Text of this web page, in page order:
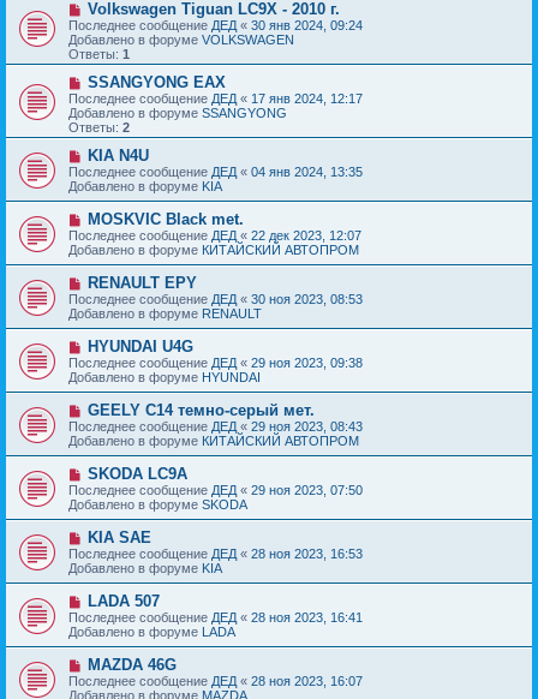
е
н
и
е
о
о
б
е
н
и
е
Н
о
в
о
е
с
о
о
б
щ
е
н
и
е
Volkswagen Tiguan LC9X - 2010 г.
Последнее сообщение ДЕД « 30 янв 2024, 09:24
Добавлено в форуме VOLKSWAGEN
Ответы: 1
Н
о
в
о
е
с
о
о
б
е
н
и
е
SSANGYONG EAX
Последнее сообщение ДЕД « 17 янв 2024, 12:17
Добавлено в форуме SSANGYONG
Ответы: 2
Н
о
в
о
е
с
о
о
б
щ
е
н
и
е
KIA N4U
Последнее сообщение ДЕД « 04 янв 2024, 13:35
Добавлено в форуме KIA
Н
о
в
о
е
с
о
о
б
щ
е
н
и
е
MOSKVIC Black met.
Последнее сообщение ДЕД « 22 дек 2023, 12:07
Добавлено в форуме КИТАЙСКИЙ АВТОПРОМ
Н
о
в
о
е
с
о
о
б
щ
е
н
и
е
RENAULT EPY
Последнее сообщение ДЕД « 30 ноя 2023, 08:53
Добавлено в форуме RENAULT
Н
о
в
о
с
о
о
б
щ
е
н
и
е
HYUNDAI U4G
Последнее сообщение ДЕД « 29 ноя 2023, 09:38
Добавлено в форуме HYUNDAI
Н
о
в
о
е
с
о
о
б
щ
е
н
и
е
GEELY C14 темно-серый мет.
Последнее сообщение ДЕД « 29 ноя 2023, 08:43
Добавлено в форуме КИТАЙСКИЙ АВТОПРОМ
Н
о
в
о
е
с
о
о
б
е
н
и
е
SKODA LC9A
Последнее сообщение ДЕД « 29 ноя 2023, 07:50
Добавлено в форуме SKODA
Н
о
в
о
е
с
о
о
б
щ
е
н
KIA SAE
Последнее сообщение ДЕД « 28 ноя 2023, 16:53
Добавлено в форуме KIA
Н
о
в
о
е
с
о
LADA 507
Последнее сообщение ДЕД « 28 ноя 2023, 16:41
Добавлено в форуме LADA
Н
о
в
MAZDA 46G
Последнее сообщение ДЕД « 28 ноя 2023, 16:07
Добавлено в форуме MAZDA